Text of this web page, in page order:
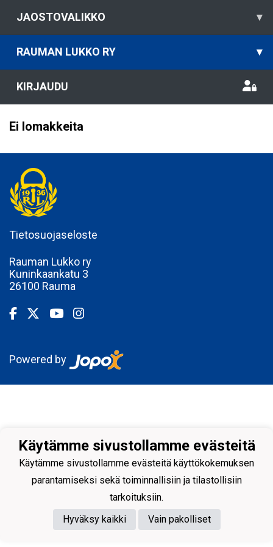
JAOSTOVALIKKO ▾
RAUMAN LUKKO RY ▾
KIRJAUDU
Ei lomakkeita
Tietosuojaseloste
Rauman Lukko ry
Kuninkaankatu 3
26100 Rauma
Powered by
Käytämme sivustollamme evästeitä
Käytämme sivustollamme evästeitä käyttökokemuksen
parantamiseksi sekä toiminnallisiin ja tilastollisiin
tarkoituksiin.
Hyväksy kaikki
Vain pakolliset